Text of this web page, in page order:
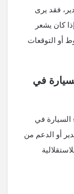
فقد يرى
كان يشعر
أو التوقعات
في
السيارة في
أو الدعم من